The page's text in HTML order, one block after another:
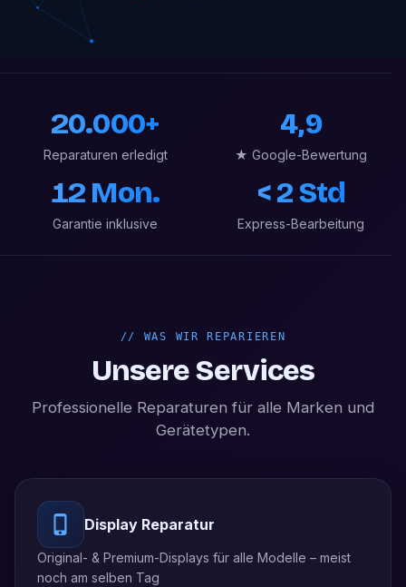
20.000+
Reparaturen erledigt
4,9
★ Google-Bewertung
12 Mon.
Garantie inklusive
< 2 Std
Express-Bearbeitung
// WAS WIR REPARIEREN
Unsere Services
Professionelle Reparaturen für alle Marken und
Gerätetypen.
Display Reparatur
Original- & Premium-Displays für alle Modelle – meist
noch am selben Tag